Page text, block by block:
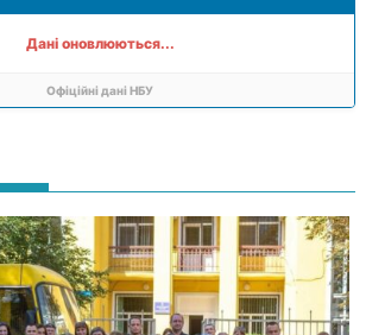
Дані оновлюються...
Офіційні дані НБУ